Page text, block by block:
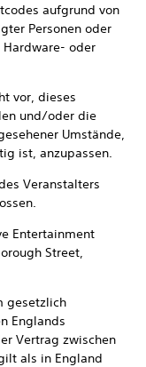
aufgrund von
Personen oder
oder
vor, dieses
und/oder die
Umstände,
ist, anzupassen.
Veranstalters
Entertainment
Street,
gesetzlich
Englands
Vertrag zwischen
als in England